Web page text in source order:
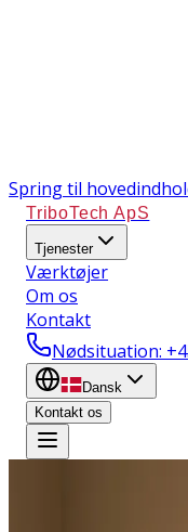
Spring til
TriboTech ApS
Tjenester
Værktøjer
Om os
Kontakt
Nødsituation:
Dansk
Kontakt os